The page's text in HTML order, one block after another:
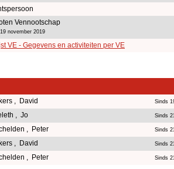
Vennootschap
november 2019
VE - Gegevens en activiteiten per VE
, David Sinds
, Jo Sinds
, Peter Sinds
, David Sinds
, Peter Sinds